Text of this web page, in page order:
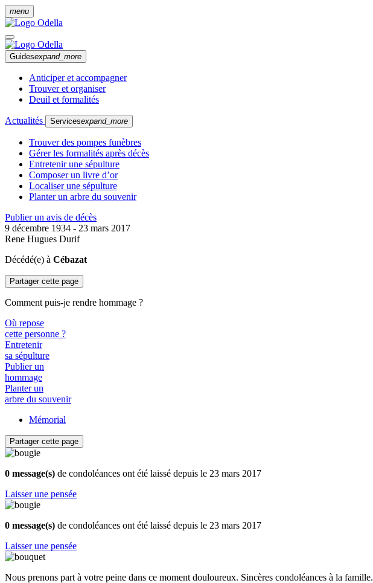
menu
Guidesexpand_more
Anticiper et accompagner
Trouver et organiser
Deuil et formalités
Actualités Servicesexpand_more
Trouver des pompes funèbres
Gérer les formalités après décès
Entretenir une sépulture
Composer un livre d’or
Localiser une sépulture
Planter un arbre du souvenir
Publier un avis de décès
9 décembre 1934 - 23 mars 2017
Rene Hugues Durif
Décédé(e) à Cébazat
Partager cette page
Comment puis-je rendre hommage ?
Où repose
cette personne ?
Entretenir
sa sépulture
Publier un
hommage
Planter un
arbre du souvenir
Mémorial
Partager cette page
0 message(s) de condoléances ont été laissé depuis le 23 mars 2017
Laisser une pensée
0 message(s) de condoléances ont été laissé depuis le 23 mars 2017
Laisser une pensée
Nous prenons part à votre peine dans ce moment douloureux. Sincères condoléances à la famille.